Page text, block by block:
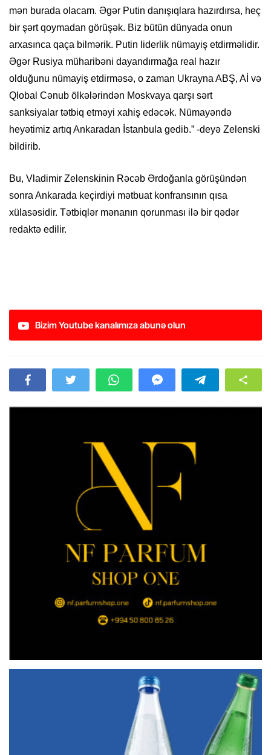
mən burada olacam. Əgər Putin danışıqlara hazırdırsa, heç
bir şərt qoymadan görüşək. Biz bütün dünyada onun
arxasınca qaça bilmərik. Putin liderlik nümayiş etdirməlidir.
Əgər Rusiya müharibəni dayandırmağa real hazır
olduğunu nümayiş etdirməsə, o zaman Ukrayna ABŞ, Aİ və
Qlobal Cənub ölkələrindən Moskvaya qarşı sərt
sanksiyalar tətbiq etməyi xahiş edəcək. Nümayəndə
heyətimiz artıq Ankaradan İstanbula gedib.” -deyə Zelenski
bildirib.
Bu, Vladimir Zelenskinin Rəcəb Ərdoğanla görüşündən
sonra Ankarada keçirdiyi mətbuat konfransının qısa
xülasəsidir. Tətbiqlər mənanın qorunması ilə bir qədər
redaktə edilir.
Bizim Youtube kanalımıza abunə olun